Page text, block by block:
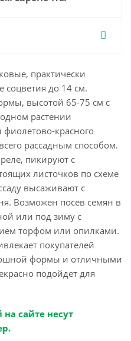
практически
до 14 см.
высотой 65-75 см с
растении
красного
рассадным способом.
пикируют с
листочков по схеме
высаживают с
Возможен посев семян в
или под зиму с
торфом или опилками.
покупателей
формы и отличными
подойдет для
сайте несут